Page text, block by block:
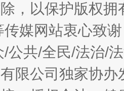
，以保护版权
媒网站衷心致
/公共/全民/法治/
限公司独家协